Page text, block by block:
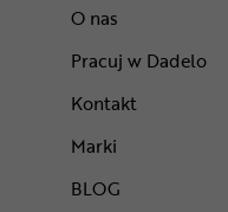
O nas
Pracuj w Dadelo
Kontakt
Marki
BLOG